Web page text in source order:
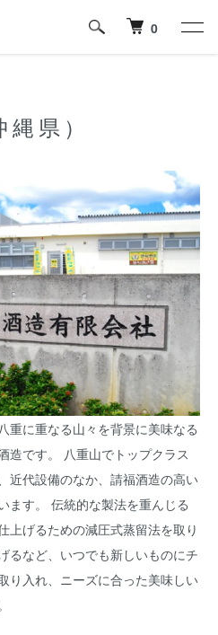
0
県）
重に重なる山々を背景に美味なる
造です。 八重山でトップクラス
近代設備のなか、請福酒造の高い
ます。 伝統的な製法を重んじる
上げるための減圧式蒸留法を取り
るなど、いつでも新しいものにチ
り入れ、ニーズに合った美味しい